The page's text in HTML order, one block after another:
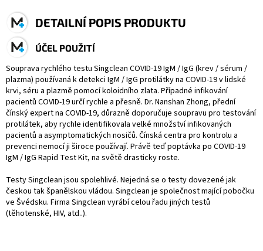
DETAILNÍ POPIS PRODUKTU
ÚČEL POUŽITÍ
Souprava rychlého testu Singclean COVID-19 IgM / IgG (krev / sérum /
plazma) používaná k detekci IgM / IgG protilátky na COVID-19 v lidské
krvi, séru a plazmě pomocí koloidního zlata. Případné infikování
pacientů COVID-19 určí rychle a přesně. Dr. Nanshan Zhong, přední
čínský expert na COVID-19, důrazně doporučuje soupravu pro testování
protilátek, aby rychle identifikovala velké množství infikovaných
pacientů a asymptomatických nosičů. Čínská centra pro kontrolu a
prevenci nemocí ji široce používají. Právě teď poptávka po COVID-19
IgM / IgG Rapid Test Kit, na světě drasticky roste.
Testy Singclean jsou spolehlivé. Nejedná se o testy dovezené jak
českou tak španělskou vládou. Singclean je společnost mající pobočku
ve Švédsku. Firma Singclean vyrábí celou řadu jiných testů
(těhotenské, HIV, atd..).